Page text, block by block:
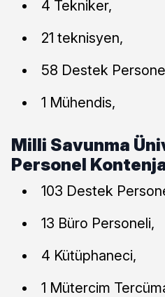
4 Tekniker,
21 teknisyen,
58 Destek
1 Mühendis,
Milli Savunma
Personel
103 Destek
13 Büro Personeli,
4 Kütüphaneci,
1 Mütercim